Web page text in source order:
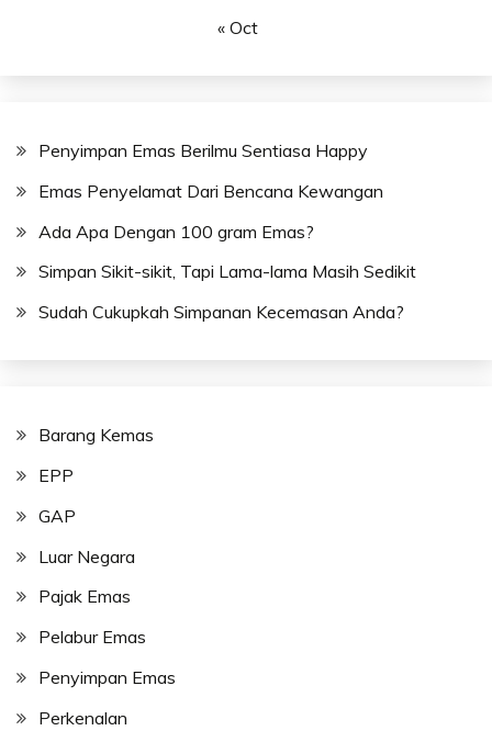
« Oct
Penyimpan Emas Berilmu Sentiasa Happy
Emas Penyelamat Dari Bencana Kewangan
Ada Apa Dengan 100 gram Emas?
Simpan Sikit-sikit, Tapi Lama-lama Masih Sedikit
Sudah Cukupkah Simpanan Kecemasan Anda?
Barang Kemas
EPP
GAP
Luar Negara
Pajak Emas
Pelabur Emas
Penyimpan Emas
Perkenalan